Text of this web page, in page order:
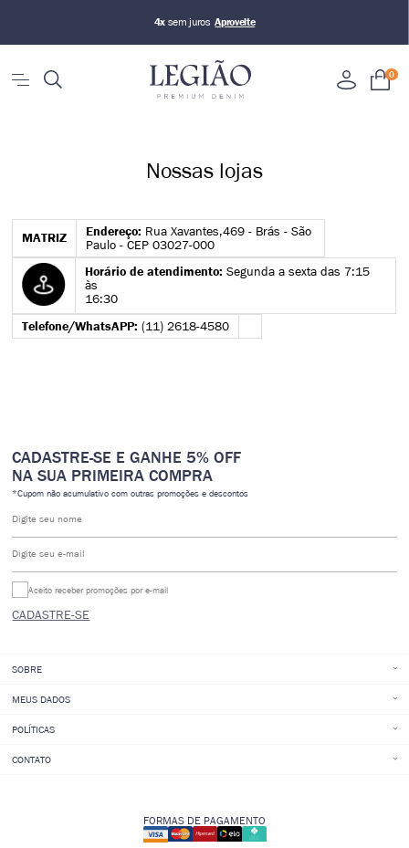
4x sem juros
0
Nossas lojas
MATRIZ Endereço: Rua Xavantes,469 - Brás - São
Paulo - CEP 03027-000
Horário de atendimento: Segunda a sexta das 7:15
às
16:30
Telefone/WhatsAPP: (11) 2618-4580
CADASTRE-SE E GANHE 5% OFF
NA SUA PRIMEIRA COMPRA
*Cupom não acumulativo com outras promoções e descontos
Digite seu nome
Digite seu e-mail
CADASTRE-SE
Aceito receber promoções por e-mail
SOBRE
MEUS DADOS
POLÍTICAS
CONTATO
FORMAS DE PAGAMENTO